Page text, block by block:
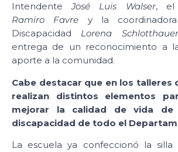
IntendenteJosé Luis Walser, el
Ramiro Favre y la
Discapacidad Lorena Schlotthauer
entrega de un reconocimiento a
aporte a la comunidad.
Cabe destacar que en los talleres
realizan distintos elementos
mejorar la calidad de vida de
discapacidad de todo el
La escuela ya confeccionó la